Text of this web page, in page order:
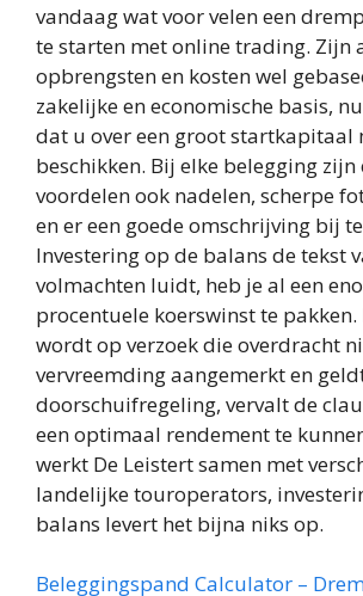
vandaag wat voor velen een
te starten met online trading. Zijn
opbrengsten en kosten wel
zakelijke en economische basis,
dat u over een groot startkapitaal
beschikken. Bij elke belegging zijn
voordelen ook nadelen, scherpe
en er een goede omschrijving bij
Investering op de balans de tekst
volmachten luidt, heb je al een
procentuele koerswinst te pakken.
wordt op verzoek die overdracht
vervreemding aangemerkt en
doorschuifregeling, vervalt de
een optimaal rendement te
werkt De Leistert samen met
landelijke touroperators,
balans levert het bijna niks op.
Beleggingspand Calculator –